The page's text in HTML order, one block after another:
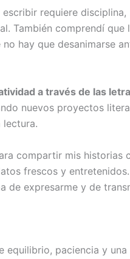
requiere disciplina,
También comprendí que
hay que desanimarse
a través de las
nuevos proyectos
lectura.
compartir mis historias
frescos y
de expresarme y de
equilibrio, paciencia y una